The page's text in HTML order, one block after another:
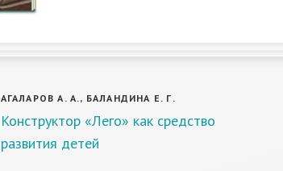
АГАЛАРОВ А. А., БАЛАНДИНА Е. Г.
Конструктор «Лего» как средство
развития детей